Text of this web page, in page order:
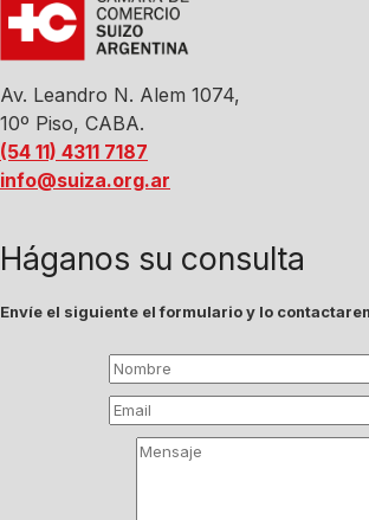
Av. Leandro N. Alem 1074,
10º Piso, CABA.
(54 11) 4311 7187
info@suiza.org.ar
Háganos su consulta
Envíe el siguiente el formulario y lo